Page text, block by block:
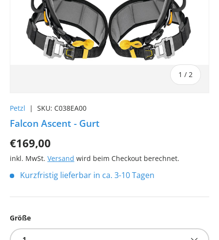
1 / von
2
Petzl | SKU: C038EA00
Falcon Ascent - Gurt
€169,00
inkl. MwSt. Versand wird beim Checkout berechnet.
Kurzfristig lieferbar in ca. 3-10 Tagen
Größe